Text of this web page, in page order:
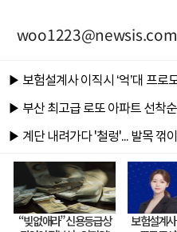
woo1223@newsis.com